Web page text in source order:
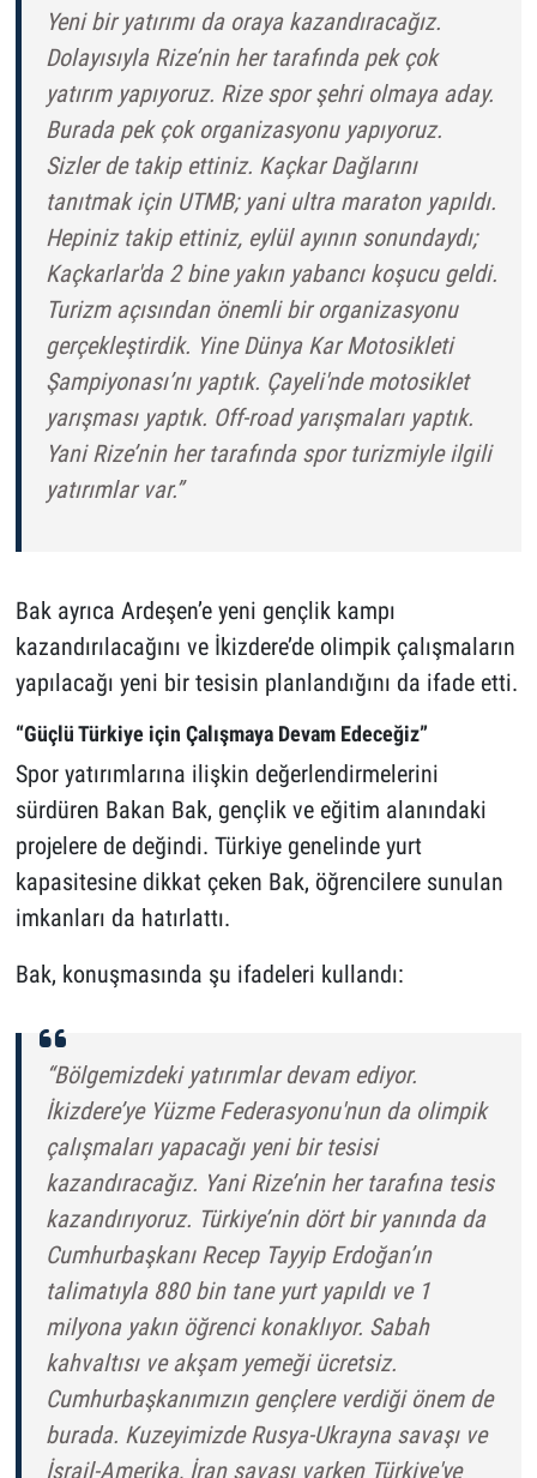
Yeni bir yatırımı da oraya kazandıracağız.
Dolayısıyla Rize’nin her tarafında pek çok
yatırım yapıyoruz. Rize spor şehri olmaya aday.
Burada pek çok organizasyonu yapıyoruz.
Sizler de takip ettiniz. Kaçkar Dağlarını
tanıtmak için UTMB; yani ultra maraton yapıldı.
Hepiniz takip ettiniz, eylül ayının sonundaydı;
Kaçkarlar'da 2 bine yakın yabancı koşucu geldi.
Turizm açısından önemli bir organizasyonu
gerçekleştirdik. Yine Dünya Kar Motosikleti
Şampiyonası’nı yaptık. Çayeli'nde motosiklet
yarışması yaptık. Off-road yarışmaları yaptık.
Yani Rize’nin her tarafında spor turizmiyle ilgili
yatırımlar var.”
Bak ayrıca Ardeşen’e yeni gençlik kampı
kazandırılacağını ve İkizdere’de olimpik çalışmaların
yapılacağı yeni bir tesisin planlandığını da ifade etti.
“Güçlü Türkiye için Çalışmaya Devam Edeceğiz”
Spor yatırımlarına ilişkin değerlendirmelerini
sürdüren Bakan Bak, gençlik ve eğitim alanındaki
projelere de değindi. Türkiye genelinde yurt
kapasitesine dikkat çeken Bak, öğrencilere sunulan
imkanları da hatırlattı.
Bak, konuşmasında şu ifadeleri kullandı:
“Bölgemizdeki yatırımlar devam ediyor.
İkizdere’ye Yüzme Federasyonu'nun da olimpik
çalışmaları yapacağı yeni bir tesisi
kazandıracağız. Yani Rize’nin her tarafına tesis
kazandırıyoruz. Türkiye’nin dört bir yanında da
Cumhurbaşkanı Recep Tayyip Erdoğan’ın
talimatıyla 880 bin tane yurt yapıldı ve 1
milyona yakın öğrenci konaklıyor. Sabah
kahvaltısı ve akşam yemeği ücretsiz.
Cumhurbaşkanımızın gençlere verdiği önem de
burada. Kuzeyimizde Rusya-Ukrayna savaşı ve
İsrail-Amerika, İran savaşı varken Türkiye'ye